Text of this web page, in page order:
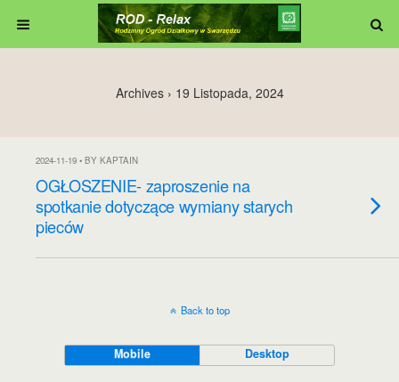
Archives › 19 Listopada, 2024
2024-11-19 • BY KAPTAIN
OGŁOSZENIE- zaproszenie na
spotkanie dotyczące wymiany starych
pieców
Back to top
Mobile Desktop